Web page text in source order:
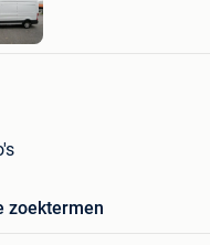
zoektermen